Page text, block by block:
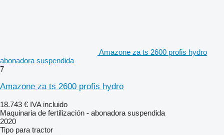
Amazone za ts 2600 profis hydro
abonadora suspendida
7
Amazone za ts 2600 profis hydro
18.743 € IVA incluido
Maquinaria de fertilización - abonadora suspendida
2020
Tipo para tractor